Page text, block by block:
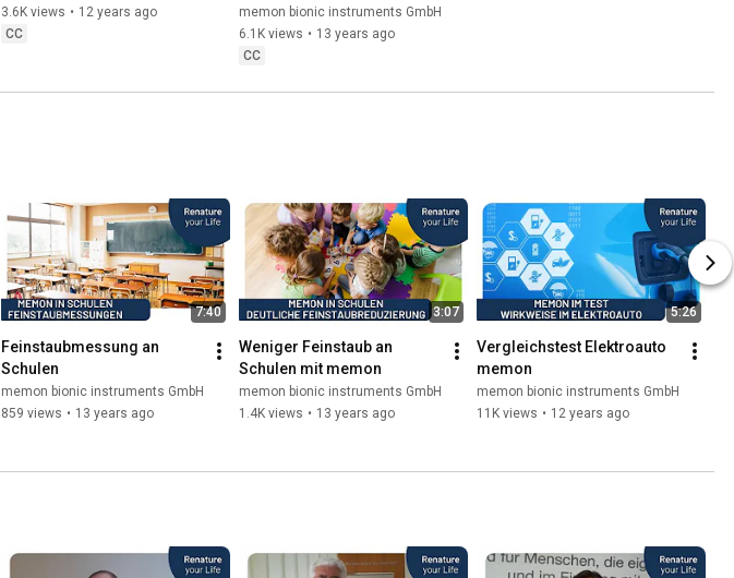
3.6K views • 12 years ago
CC
memon bionic instruments GmbH
6.1K views • 13 years ago
CC
7:40
Feinstaubmessung an
Schulen
memon bionic instruments GmbH
859 views • 13 years ago
3:07
Weniger Feinstaub an
Schulen mit memon
memon bionic instruments GmbH
1.4K views • 13 years ago
5:26
Vergleichstest Elektroauto
memon
memon bionic instruments GmbH
11K views • 12 years ago